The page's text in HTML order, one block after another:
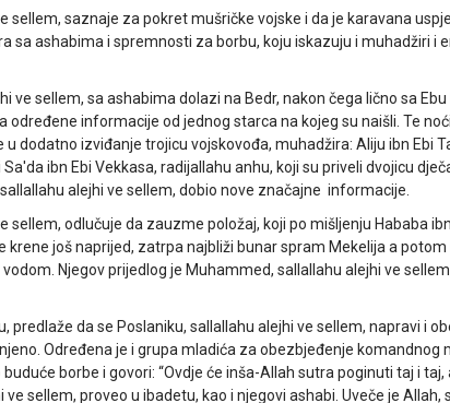
sellem, saznaje za pokret mušričke vojske i da je karavana
sa ashabima i spremnosti za borbu, koju iskazuju i muhadžiri i
ve sellem, sa ashabima dolazi na Bedr, nakon čega lično sa
određene informacije od jednog starca na kojeg su naišli. Te
u dodatno izviđanje trojicu vojskovođa, muhadžira: Aliju ibn Ebi
ibn Ebi Vekkasa, radijallahu anhu, koji su priveli dvojicu
alejhi ve sellem, dobio nove značajne informacije.
sellem, odlučuje da zauzme položaj, koji po mišljenju Hababa
krene još naprijed, zatrpa najbliži bunar spram Mekelija a
Njegov prijedlog je Muhammed, sallallahu alejhi ve
predlaže da se Poslaniku, sallallahu alejhi ve sellem, napravi i
Određena je i grupa mladića za obezbjeđenje komandnog
borbe i govori: “Ovdje će inša-Allah sutra poginuti taj i taj,
sellem, proveo u ibadetu, kao i njegovi ashabi. Uveče je Allah,